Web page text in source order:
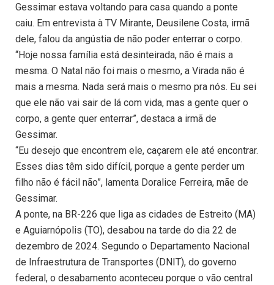
Gessimar estava voltando para casa quando a ponte
caiu. Em entrevista à TV Mirante, Deusilene Costa, irmã
dele, falou da angústia de não poder enterrar o corpo.
“Hoje nossa família está desinteirada, não é mais a
mesma. O Natal não foi mais o mesmo, a Virada não é
mais a mesma. Nada será mais o mesmo pra nós. Eu sei
que ele não vai sair de lá com vida, mas a gente quer o
corpo, a gente quer enterrar”, destaca a irmã de
Gessimar.
“Eu desejo que encontrem ele, caçarem ele até encontrar.
Esses dias têm sido difícil, porque a gente perder um
filho não é fácil não”, lamenta Doralice Ferreira, mãe de
Gessimar.
A ponte, na BR-226 que liga as cidades de Estreito (MA)
e Aguiarnópolis (TO), desabou na tarde do dia 22 de
dezembro de 2024. Segundo o Departamento Nacional
de Infraestrutura de Transportes (DNIT), do governo
federal, o desabamento aconteceu porque o vão central